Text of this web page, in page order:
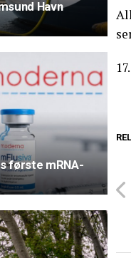
Havn
første mRNA-